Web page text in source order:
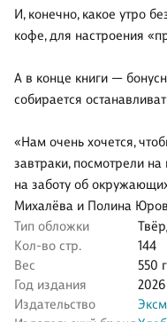
И, конечно, какое утро
кофе, для настроения
А в конце книги —
собирается
«Нам очень хочется,
завтраки, посмотрели на
на заботу об
Михалёва и Полина
Тип обложки
Кол-во стр.
144
Вес
550 г
Год издания
2026
Издательство